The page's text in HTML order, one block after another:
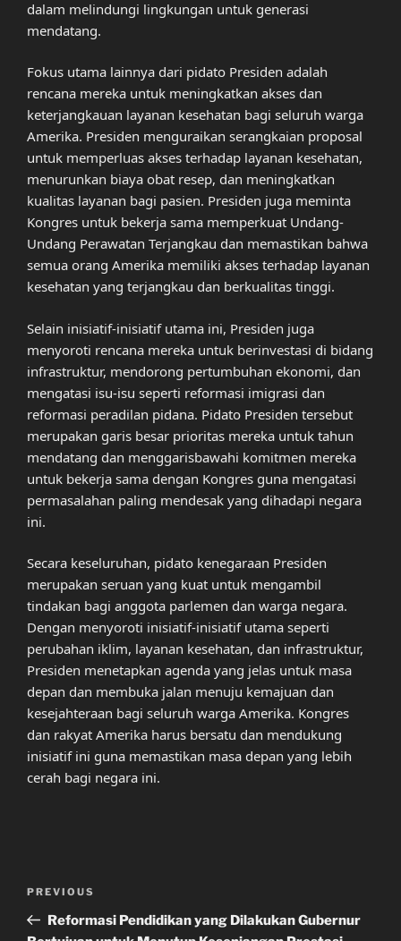
dalam melindungi lingkungan untuk generasi
mendatang.
Fokus utama lainnya dari pidato Presiden adalah
rencana mereka untuk meningkatkan akses dan
keterjangkauan layanan kesehatan bagi seluruh warga
Amerika. Presiden menguraikan serangkaian proposal
untuk memperluas akses terhadap layanan kesehatan,
menurunkan biaya obat resep, dan meningkatkan
kualitas layanan bagi pasien. Presiden juga meminta
Kongres untuk bekerja sama memperkuat Undang-
Undang Perawatan Terjangkau dan memastikan bahwa
semua orang Amerika memiliki akses terhadap layanan
kesehatan yang terjangkau dan berkualitas tinggi.
Selain inisiatif-inisiatif utama ini, Presiden juga
menyoroti rencana mereka untuk berinvestasi di bidang
infrastruktur, mendorong pertumbuhan ekonomi, dan
mengatasi isu-isu seperti reformasi imigrasi dan
reformasi peradilan pidana. Pidato Presiden tersebut
merupakan garis besar prioritas mereka untuk tahun
mendatang dan menggarisbawahi komitmen mereka
untuk bekerja sama dengan Kongres guna mengatasi
permasalahan paling mendesak yang dihadapi negara
ini.
Secara keseluruhan, pidato kenegaraan Presiden
merupakan seruan yang kuat untuk mengambil
tindakan bagi anggota parlemen dan warga negara.
Dengan menyoroti inisiatif-inisiatif utama seperti
perubahan iklim, layanan kesehatan, dan infrastruktur,
Presiden menetapkan agenda yang jelas untuk masa
depan dan membuka jalan menuju kemajuan dan
kesejahteraan bagi seluruh warga Amerika. Kongres
dan rakyat Amerika harus bersatu dan mendukung
inisiatif ini guna memastikan masa depan yang lebih
cerah bagi negara ini.
Previous
Post
PREVIOUS
Reformasi Pendidikan yang Dilakukan Gubernur